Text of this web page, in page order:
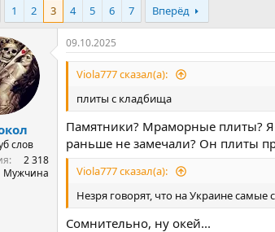
т
а
н
а
ч
а
л
а
и
1 2 3 4 5 6 7 Вперёд
слов
2 318
Мужчина
09.10.2025
Viola777 сказал(а):
плиты с кладбища
Памятники? Мраморные плиты?
раньше не замечали? Он плиты
Viola777 сказал(а):
Незря говорят, что на Украине
Сомнительно, ну окей...